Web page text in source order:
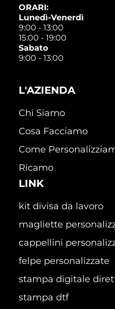
ORARI:
Lunedì-Venerdì
9:00 - 13:00
15:00 - 19:00
Sabato
9:00 - 13:00
L'AZIENDA
Chi Siamo
Cosa Facciamo
Come
Ricamo
LINK
kit divisa da lavoro
magliette
cappellini
felpe personalizzate
stampa digitale
stampa dtf